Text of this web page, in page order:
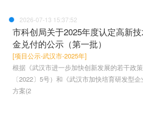
2026-07-13 15:37:52
市科创局关于2025年度认定高新
金兑付的公示（第一批）
[项目公示-武汉市-2025年]
根据《武汉市进一步加快创新发展的若干政
〔2022〕5号）和《武汉市加快培育研发型
方案(2